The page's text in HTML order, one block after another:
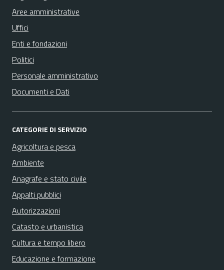
Aree amministrative
Uffici
Enti e fondazioni
Politici
Personale amministrativo
Documenti e Dati
CATEGORIE DI SERVIZIO
Agricoltura e pesca
Ambiente
Anagrafe e stato civile
Appalti pubblici
Autorizzazioni
Catasto e urbanistica
Cultura e tempo libero
Educazione e formazione